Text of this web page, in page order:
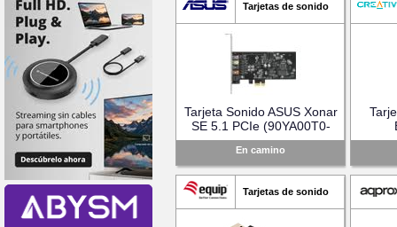
Tarjetas de sonido
Tarjeta Sonido ASUS Xonar
SE 5.1 PCIe (90YA00T0-
M0UA00)
En camino
Tarjetas de sonido